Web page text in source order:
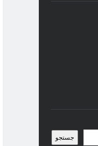
جستجو